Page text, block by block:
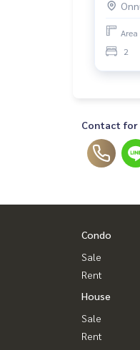
#บ้านเ
stth
42,000
Area
2
Contact for
Condo
Sale
Rent
House
Sale
Rent